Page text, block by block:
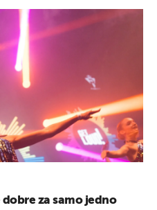
dobre za samo jedno